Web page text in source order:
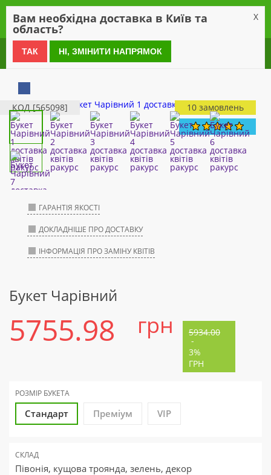
0 800 21 54 55
КОД [565098] 10 замовлень
ГАРАНТІЯ ЯКОСТІ
ДОКЛАДНІШЕ ПРО ДОСТАВКУ
ІНФОРМАЦІЯ ПРО ЗАМІНУ КВІТІВ
Букет Чарівний
5755.98 грн 5934.00
-
3%
ГРН
РОЗМІР БУКЕТА
Стандарт Преміум VIP
СКЛАД
Півонія, кущова троянда, зелень, декор
Вам необхідна доставка в Київ та
область?
X
ТАК НІ, ЗМІНИТИ НАПРЯМОК